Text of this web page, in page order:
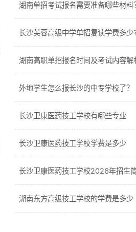
湖南单招考试报名需要准备哪些材料
长沙芙蓉高级中学单招复读学费多少
湖南高职单招报名时间及考试内容解
外地学生怎么报长沙的中专学校了？
长沙卫康医药技工学校有哪些专业
长沙卫康医药技工学校学费是多少
长沙卫康医药技工学校2026年招生
湖南东方高级技工学校的学费是多少